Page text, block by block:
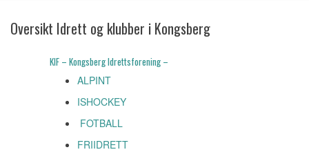
Oversikt Idrett og klubber i Kongsberg
KIF – Kongsberg Idrettsforening –
ALPINT
ISHOCKEY
FOTBALL
FRIIDRETT